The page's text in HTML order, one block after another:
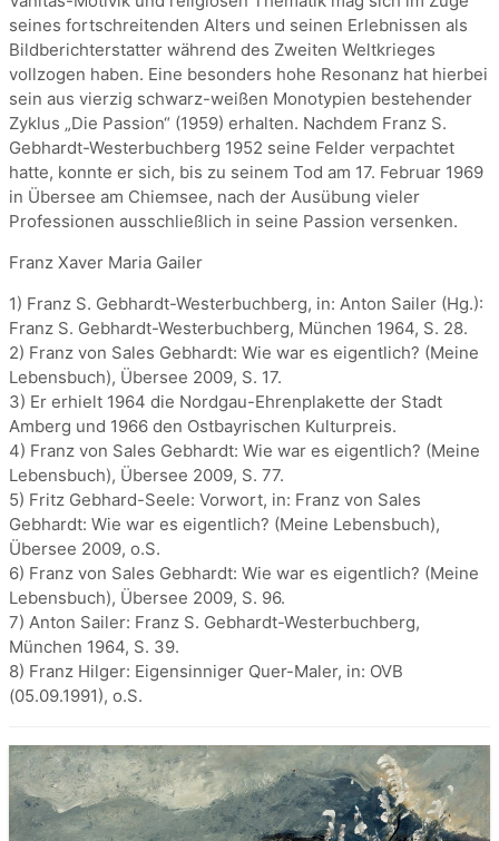
seines fortschreitenden Alters und seinen Erlebnissen als
Bildberichterstatter während des Zweiten Weltkrieges
vollzogen haben. Eine besonders hohe Resonanz hat hierbei
sein aus vierzig schwarz-weißen Monotypien bestehender
Zyklus „Die Passion“ (1959) erhalten. Nachdem Franz S.
Gebhardt-Westerbuchberg 1952 seine Felder verpachtet
hatte, konnte er sich, bis zu seinem Tod am 17. Februar 1969
in Übersee am Chiemsee, nach der Ausübung vieler
Professionen ausschließlich in seine Passion versenken.
Franz Xaver Maria Gailer
1) Franz S. Gebhardt-Westerbuchberg, in: Anton Sailer (Hg.):
Franz S. Gebhardt-Westerbuchberg, München 1964, S. 28.
2) Franz von Sales Gebhardt: Wie war es eigentlich? (Meine
Lebensbuch), Übersee 2009, S. 17.
3) Er erhielt 1964 die Nordgau-Ehrenplakette der Stadt
Amberg und 1966 den Ostbayrischen Kulturpreis.
4) Franz von Sales Gebhardt: Wie war es eigentlich? (Meine
Lebensbuch), Übersee 2009, S. 77.
5) Fritz Gebhard-Seele: Vorwort, in: Franz von Sales
Gebhardt: Wie war es eigentlich? (Meine Lebensbuch),
Übersee 2009, o.S.
6) Franz von Sales Gebhardt: Wie war es eigentlich? (Meine
Lebensbuch), Übersee 2009, S. 96.
7) Anton Sailer: Franz S. Gebhardt-Westerbuchberg,
München 1964, S. 39.
8) Franz Hilger: Eigensinniger Quer-Maler, in: OVB
(05.09.1991), o.S.